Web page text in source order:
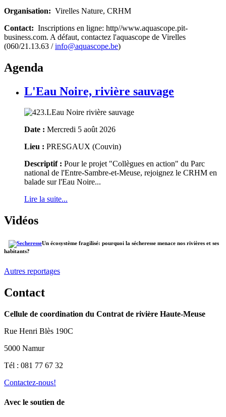
Organisation: Virelles Nature, CRHM
Contact: Inscriptions en ligne: http//www.aquascope.pit-
business.com. A défaut, contactez l'aquascope de Virelles
(060/21.13.63 /info@aquascope.be)
Agenda
L'Eau Noire, rivière sauvage
Date : Mercredi 5 août 2026
Lieu : PRESGAUX (Couvin)
Descriptif : Pour le projet "Collègues en action" du Parc
national de l'Entre-Sambre-et-Meuse, rejoignez le CRHM en
balade sur l'Eau Noire...
Lire la suite...
Vidéos
Un écosystème fragilisé: pourquoi la sécheresse menace nos rivières et ses
habitants?
Autres reportages
Contact
Cellule de coordination du Contrat de rivière Haute-Meuse
Rue Henri Blès 190C
5000 Namur
Tél : 081 77 67 32
Contactez-nous!
Avec le soutien de